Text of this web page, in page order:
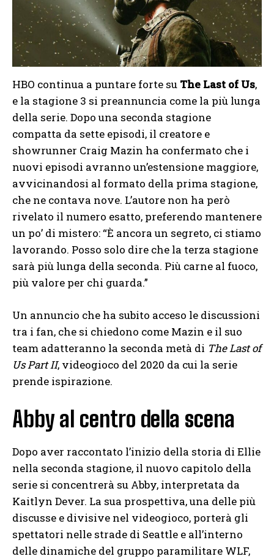
HBO continua a puntare forte su The Last of Us,
e la stagione 3 si preannuncia come la più lunga
della serie. Dopo una seconda stagione
compatta da sette episodi, il creatore e
showrunner Craig Mazin ha confermato che i
nuovi episodi avranno un’estensione maggiore,
avvicinandosi al formato della prima stagione,
che ne contava nove. L’autore non ha però
rivelato il numero esatto, preferendo mantenere
un po’ di mistero: “È ancora un segreto, ci stiamo
lavorando. Posso solo dire che la terza stagione
sarà più lunga della seconda. Più carne al fuoco,
più valore per chi guarda.”
Un annuncio che ha subito acceso le discussioni
tra i fan, che si chiedono come Mazin e il suo
team adatteranno la seconda metà di The Last of
Us Part II, videogioco del 2020 da cui la serie
prende ispirazione.
Abby al centro della scena
Dopo aver raccontato l’inizio della storia di Ellie
nella seconda stagione, il nuovo capitolo della
serie si concentrerà su Abby, interpretata da
Kaitlyn Dever. La sua prospettiva, una delle più
discusse e divisive nel videogioco, porterà gli
spettatori nelle strade di Seattle e all’interno
delle dinamiche del gruppo paramilitare WLF,